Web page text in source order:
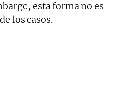
esta forma no es
los casos.